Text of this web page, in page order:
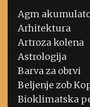
Agm
Arhitektura
Artroza kolena
Astrologija
Barva za obrvi
Beljenje zob
Bioklimatska